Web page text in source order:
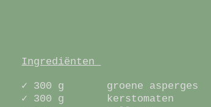
Ingrediënten
✓ 300 g groene asperges
✓ 300 g kerstomaten